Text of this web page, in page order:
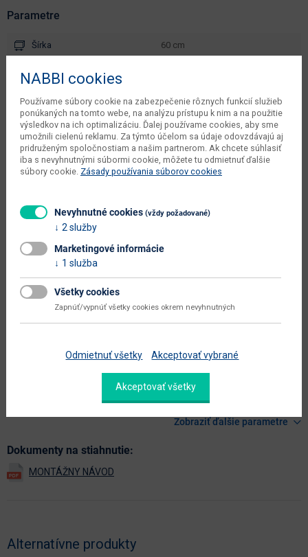
Parametre
Šírka 60 cm
počet balíkov výrobcu 1 ks
kusov v balení výrobcu 1 ks
váha s obalom výrobcu 20 kg
výrobcu
typové označenie
dodáva sa v demonte
montáž vyžaduje zručnosť
údržba
hlavná farba dub sonoma
nie
Zobraziť ďalšie parametre
Dokumenty na stiahnutie:
Alternatívne produkty
NABBI cookies
Používame súbory cookie na zabezpečenie rôznych funkcií služieb
ponúkaných na tomto webe, na analýzu prístupu k nim a na použitie
výsledkov na ich optimalizáciu. Ďalej používame cookies, aby sme
umožnili cielenú reklamu. Za týmto účelom sa údaje odovzdávajú aj
pridruženým spoločnostiam a našim partnerom. Ak chcete súhlasiť
iba s nevyhnutnými súbormi cookie, môžete tu odmietnuť ďalšie
súbory cookie. Zásady používania súborov cookies
Nevyhnutné cookies (vždy požadované)
2 služby
Marketingové informácie
1 služba
Všetky cookies
Zapnúť/vypnúť všetky cookies okrem nevyhnutných
Odmietnuť všetky Akceptovať vybrané
Akceptovať všetky